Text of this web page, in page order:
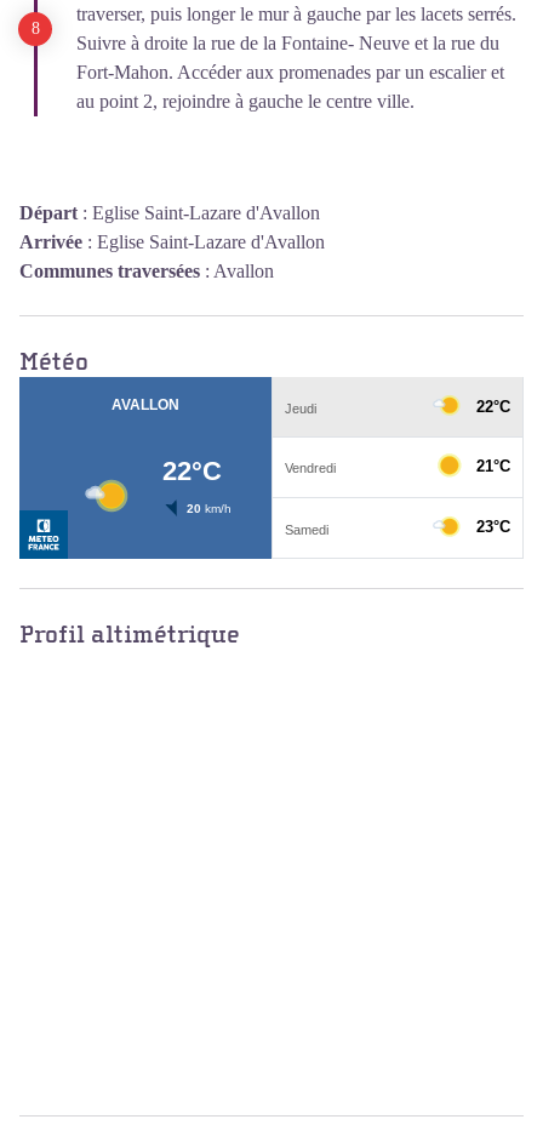
traverser, puis longer le mur à gauche par les lacets serrés.
Suivre à droite la rue de la Fontaine- Neuve et la rue du
Fort-Mahon. Accéder aux promenades par un escalier et
au point 2, rejoindre à gauche le centre ville.
Départ : Eglise Saint-Lazare d'Avallon
Arrivée : Eglise Saint-Lazare d'Avallon
Communes traversées : Avallon
Météo
Profil altimétrique